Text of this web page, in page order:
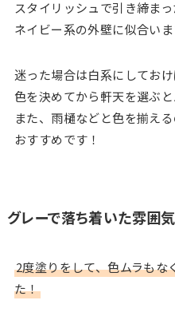
スタイリッシュで引き締ま
ネイビー系の外壁に似合い
迷った場合は白系にしてお
色を決めてから軒天を選ぶ
また、雨樋などと色を揃え
おすすめです！
グレーで落ち着いた雰囲気
2度塗りをして、色ムラも
た！